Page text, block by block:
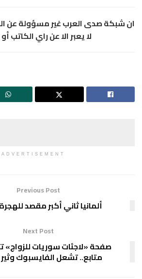
ان شبكة صدى العرب غير مسؤولة عن
لا يعبر الا عن راي الكاتب
ADVERTISEMENT
Previous Post
ألمانيا ثاني أكبر مقصد
Next Post
متابع.. تشعل الفايسبوك